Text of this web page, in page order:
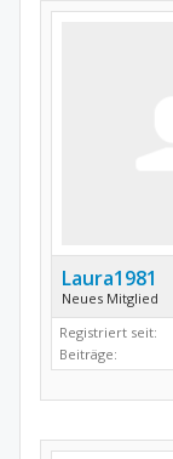
Laura1981
Neues Mitglied
Registriert seit:
Beiträge: